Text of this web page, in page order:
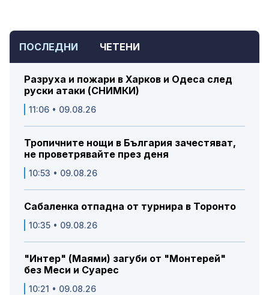
ПОСЛЕДНИ ЧЕТЕНИ
Разруха и пожари в Харков и Одеса след
руски атаки (СНИМКИ)
11:06 • 09.08.26
Тропичните нощи в България зачестяват,
не проветрявайте през деня
10:53 • 09.08.26
Сабаленка отпадна от турнира в Торонто
10:35 • 09.08.26
"Интер" (Маями) загуби от "Монтерей"
без Меси и Суарес
10:21 • 09.08.26